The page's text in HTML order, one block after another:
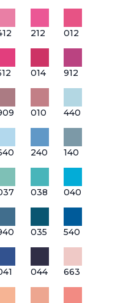
212 012
014 912
010 440
240 140
038 040
035 540
044 663